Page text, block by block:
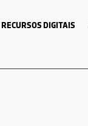
RECURSOS DIGITAIS